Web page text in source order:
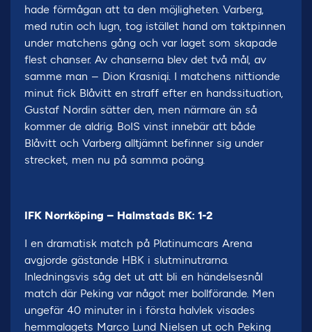
hade förmågan att ta den möjligheten. Varberg,
med rutin och lugn, tog istället hand om taktpinnen
under matchens gång och var laget som skapade
flest chanser. Av chanserna blev det två mål, av
samme man – Dion Krasniqi. I matchens nittionde
minut fick Blåvitt en straff efter en handssituation,
Gustaf Nordin sätter den, men närmare än så
kommer de aldrig. BoIS vinst innebär att både
Blåvitt och Varberg alltjämnt befinner sig under
strecket, men nu på samma poäng.
IFK Norrköping – Halmstads BK: 1-2
I en dramatisk match på Platinumcars Arena
avgjorde gästande HBK i slutminutrarna.
Inledningsvis såg det ut att bli en händelsesnål
match där Peking var något mer bollförande. Men
ungefär 40 minuter in i första halvlek visades
hemmalagets Marco Lund Nielsen ut och Peking